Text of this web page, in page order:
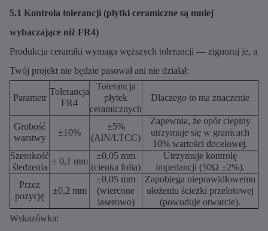
5.1 Kontrola tolerancji (płytki ceramiczne są mniej
wybaczające niż FR4)
Produkcja ceramiki wymaga węższych tolerancji — zignoruj ​​je, a
Twój projekt nie będzie pasował ani nie działał:
Parametr
Tolerancja
FR4
Tolerancja
płytek
ceramicznych
Dlaczego to ma znaczenie
Grubość
warstwy
±10%
±5%
(AlN/LTCC)
Zapewnia, że ​​opór cieplny
utrzymuje się w granicach
10% wartości docelowej.
Szerokość
śledzenia
± 0,1 mm
±0,05 mm
(cienka folia)
Utrzymuje kontrolę
impedancji (50Ω ±2%).
Przez
pozycję
±0,2 mm
±0,05 mm
(wiercone
laserowo)
Zapobiega nieprawidłowemu
ułożeniu ścieżki przelotowej
(powoduje otwarcie).
Wskazówka: